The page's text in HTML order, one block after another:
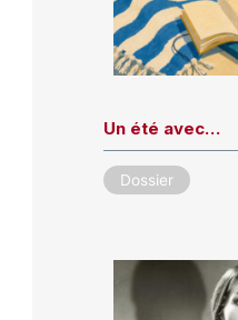
Un été avec…
Dossier